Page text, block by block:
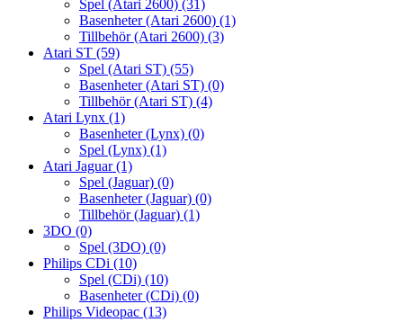
Spel (Atari 2600) (31)
Basenheter (Atari 2600) (1)
Tillbehör (Atari 2600) (3)
Atari ST (59)
Spel (Atari ST) (55)
Basenheter (Atari ST) (0)
Tillbehör (Atari ST) (4)
Atari Lynx (1)
Basenheter (Lynx) (0)
Spel (Lynx) (1)
Atari Jaguar(1)
Spel (Jaguar) (0)
Basenheter (Jaguar) (0)
Tillbehör (Jaguar) (1)
3DO (0)
Spel (3DO) (0)
Philips CDi (10)
Spel (CDi) (10)
Basenheter (CDi) (0)
Philips Videopac (13)